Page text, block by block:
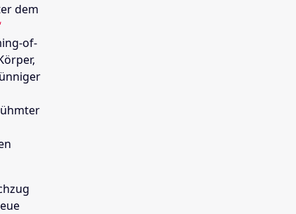
dem
of-